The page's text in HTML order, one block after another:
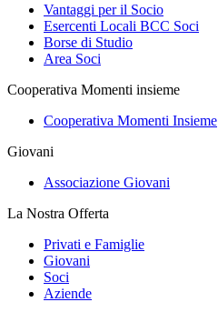
Vantaggi per il Socio
Esercenti Locali BCC Soci
Borse di Studio
Area Soci
Cooperativa Momenti insieme
Cooperativa Momenti Insieme
Giovani
Associazione Giovani
La Nostra Offerta
Privati e Famiglie
Giovani
Soci
Aziende